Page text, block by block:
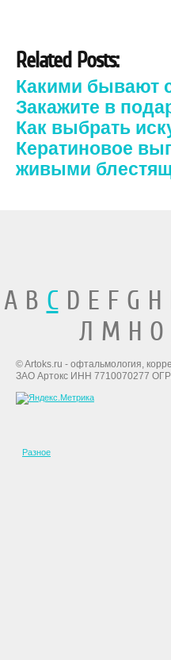
Related Posts:
Какими бывают
Закажите в
Как выбрать
Кератиновое
живыми
A B CD E F G H
Л М Н О
© Artoks.ru - офтальмология,
ЗАО Артокс ИНН 7710070277
Разное